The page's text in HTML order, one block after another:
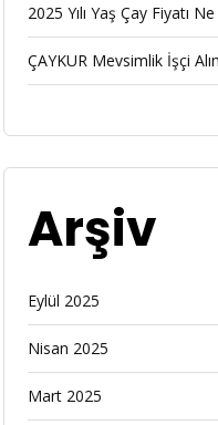
2025 Yılı Yaş Çay Fiyatı
ÇAYKUR Mevsimlik İşçi
Arşiv
Eylül 2025
Nisan 2025
Mart 2025